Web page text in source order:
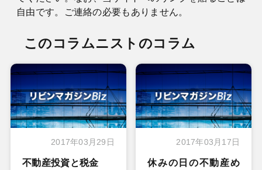
自由です。ご連絡の必要もありません。
このコラムニストのコラム
2017年03月29日
不動産投資と税金
2017年03月17日
休みの日の不動産め